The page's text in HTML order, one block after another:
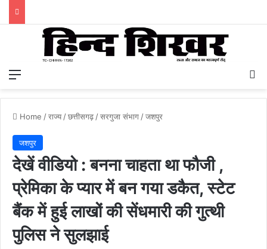
Home /राज्य/छत्तीसगढ़/सरगुजा संभाग/जशपुर
जशपुर
देखें वीडियो : बनना चाहता था फौजी ,
प्रेमिका के प्यार में बन गया डकैत, स्टेट
बैंक में हुई लाखों की सेंधमारी की गुत्थी
पुलिस ने सुलझाई